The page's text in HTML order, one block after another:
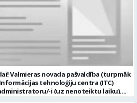
Valmieras novada pašvaldība (turpmāk
tehnoloģiju centra (ITC)
i (uz nenoteiktu laiku).
apvienību teritorijās Ja Tev ir